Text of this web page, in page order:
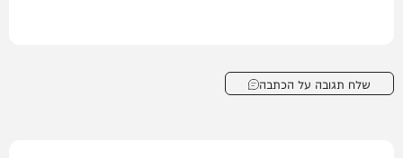
שלח תגובה על הכתבה